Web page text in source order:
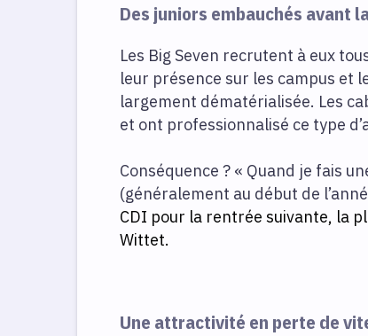
Des juniors embauchés avant
Les Big Seven recrutent à eux
leur présence sur les campus et
largement dématérialisée. Les
et ont professionnalisé ce type
Conséquence ? « Quand je fais
(généralement au début de
CDI pour la rentrée suivante, la
Wittet.
Une attractivité en perte de